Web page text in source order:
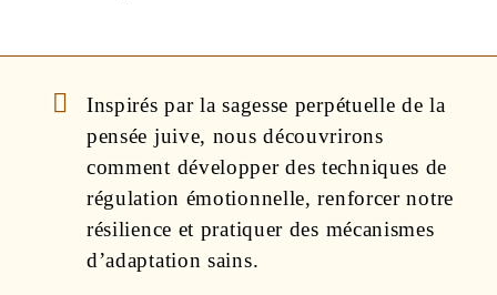
Inspirés par la sagesse perpétuelle de la
pensée juive, nous découvrirons
comment développer des techniques de
régulation émotionnelle, renforcer notre
résilience et pratiquer des mécanismes
d’adaptation sains.